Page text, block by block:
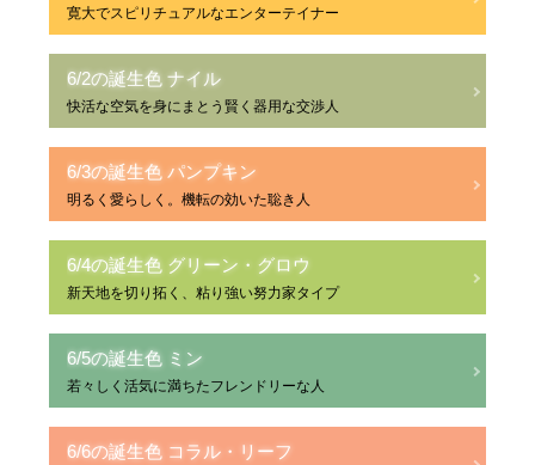
寛大でスピリチュアルなエンターテイナー
6/2の誕生色 ナイル
快活な空気を身にまとう賢く器用な交渉人
6/3の誕生色 パンプキン
明るく愛らしく。機転の効いた聡き人
6/4の誕生色 グリーン・グロウ
新天地を切り拓く、粘り強い努力家タイプ
6/5の誕生色 ミン
若々しく活気に満ちたフレンドリーな人
6/6の誕生色 コラル・リーフ